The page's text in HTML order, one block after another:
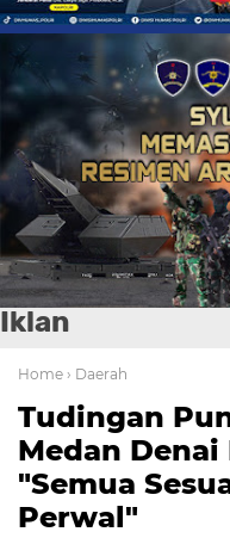
Iklan
Home › Daerah
Tudingan
Medan
"Semua
Perwal"